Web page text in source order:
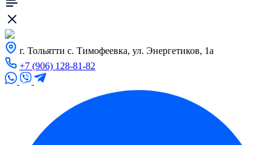
г. Тольятти с. Тимофеевка, ул. Энергетиков, 1а
+7 (906) 128-81-82